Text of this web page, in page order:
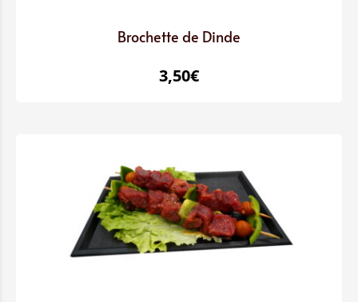
Brochette de Dinde
3,50€